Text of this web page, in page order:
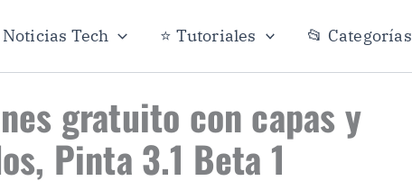
Noticias Tech ⭐ Tutoriales 📂 Categorías
gratuito con capas y
Pinta 3.1 Beta 1